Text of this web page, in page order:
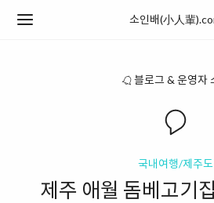
소인배(小人輩
블로그 & 운영자
국내여행/제주도
제주 애월 돔베고기